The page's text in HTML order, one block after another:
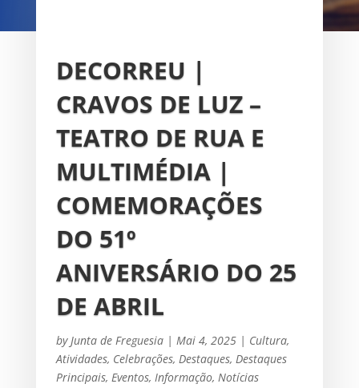
UNIÃO DAS FREGUESIAS DE
DECORREU |
CRAVOS DE LUZ –
TEATRO DE RUA E
MULTIMÉDIA |
COMEMORAÇÕES
DO 51º
ANIVERSÁRIO DO 25
DE ABRIL
by Junta de Freguesia| Mai 4, 2025| Cultura,
Atividades, Celebrações, Destaques, Destaques
Principais, Eventos, Informação, Notícias